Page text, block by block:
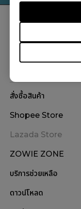
สั่งซื้อสินค้า
Shopee Store
Lazada Store
ZOWIE ZONE
บริการช่วยเหลือ
ดาวน์โหลด